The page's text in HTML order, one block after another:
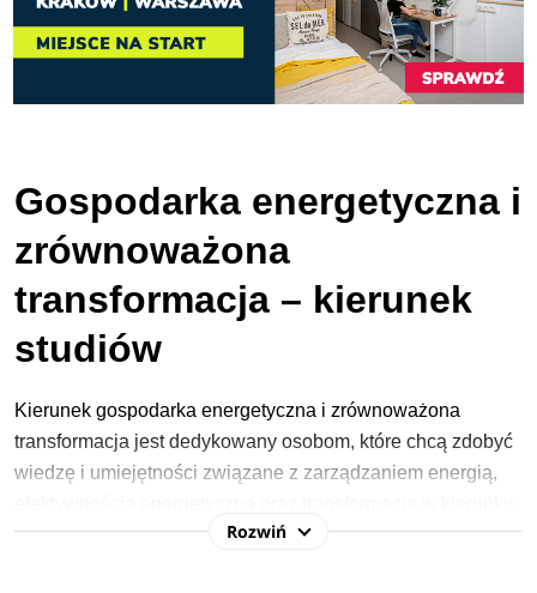
Gospodarka energetyczna i
zrównoważona
transformacja – kierunek
studiów
Kierunek gospodarka energetyczna i zrównoważona
transformacja jest dedykowany osobom, które chcą zdobyć
wiedzę i umiejętności związane z zarządzaniem energią,
zrównoważonego rozwoju. Studia te są idealnym wyborem
Rozwiń